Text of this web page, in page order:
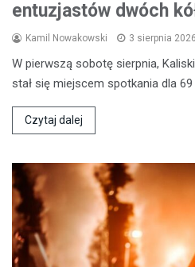
entuzjastów dwóch
Kamil Nowakowski 3 sierpnia 2026
W pierwszą sobotę sierpnia,
stał się miejscem spotkania dla
Czytaj dalej